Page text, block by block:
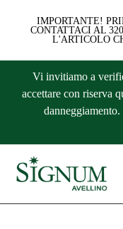
IMPORTANTE!
CONTATTACI AL
L'ARTICOLO
direttamente
Vi invitiamo a
accettare con riserva